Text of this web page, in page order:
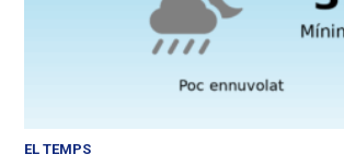
EL TEMPS